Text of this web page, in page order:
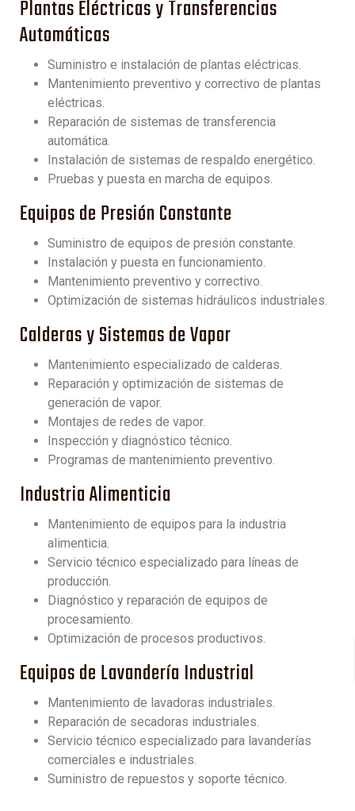
Plantas Eléctricas y Transferencias
Automáticas
Suministro e instalación de plantas eléctricas.
Mantenimiento preventivo y correctivo de plantas
eléctricas.
Reparación de sistemas de transferencia
automática.
Instalación de sistemas de respaldo energético.
Pruebas y puesta en marcha de equipos.
Equipos de Presión Constante
Suministro de equipos de presión constante.
Instalación y puesta en funcionamiento.
Mantenimiento preventivo y correctivo.
Optimización de sistemas hidráulicos industriales.
Calderas y Sistemas de Vapor
Mantenimiento especializado de calderas.
Reparación y optimización de sistemas de
generación de vapor.
Montajes de redes de vapor.
Inspección y diagnóstico técnico.
Programas de mantenimiento preventivo.
Industria Alimenticia
Mantenimiento de equipos para la industria
alimenticia.
Servicio técnico especializado para líneas de
producción.
Diagnóstico y reparación de equipos de
procesamiento.
Optimización de procesos productivos.
Equipos de Lavandería Industrial
Mantenimiento de lavadoras industriales.
Reparación de secadoras industriales.
Servicio técnico especializado para lavanderías
comerciales e industriales.
Suministro de repuestos y soporte técnico.